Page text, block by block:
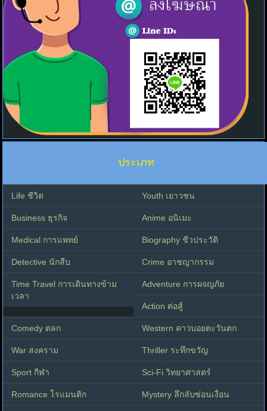
ประเภท
Life ชีวิต Youth เยาวชน
Business ธุรกิจ Anime อนิเมะ
Medical การแพทย์ Biography ชีวประวัติ
Detective นักสืบ Crime อาชญากรรม
Time Travel การเดินทางข้าม
เวลา
Adventure การผจญภัย
Action ต่อสู้
Comedy ตลก Western คาวบอยตะวันตก
War สงคราม Thriller ระทึกขวัญ
Sport กีฬา Sci-Fi วิทยาศาสตร์
Romance โรแมนติก Mystery ลึกลับซ่อนเงื่อน